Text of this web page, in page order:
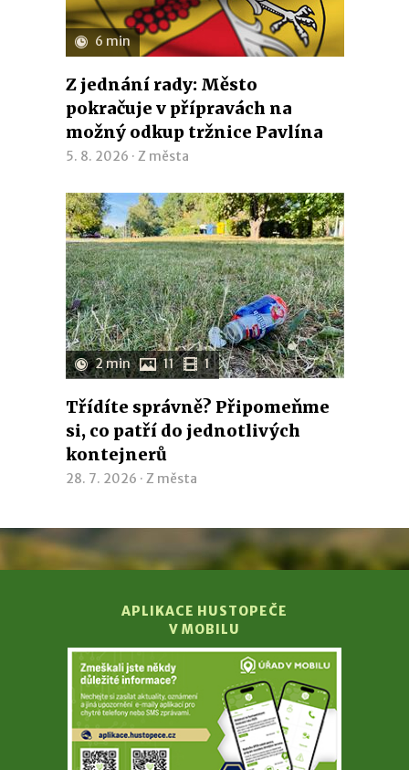
6 min
Z jednání rady: Město
pokračuje v přípravách na
možný odkup tržnice Pavlína
5. 8. 2026 · Z města
2 min 11 1
Třídíte správně? Připomeňme
si, co patří do jednotlivých
kontejnerů
28. 7. 2026 · Z města
APLIKACE HUSTOPEČE
V MOBILU